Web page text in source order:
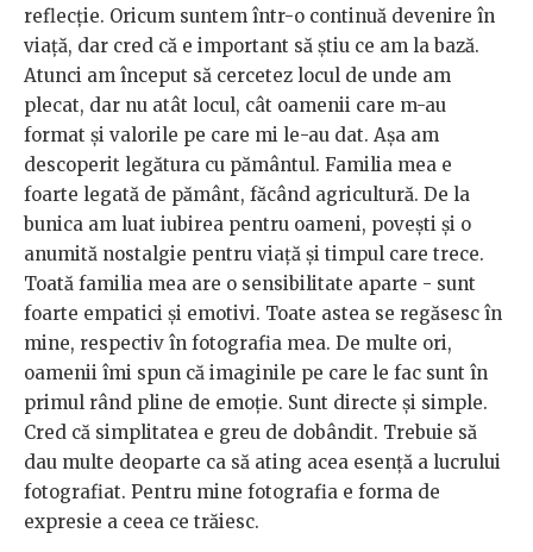
reflecție. Oricum suntem într-o continuă devenire în
viață, dar cred că e important să știu ce am la bază.
Atunci am început să cercetez locul de unde am
plecat, dar nu atât locul, cât oamenii care m-au
format și valorile pe care mi le-au dat. Așa am
descoperit legătura cu pământul. Familia mea e
foarte legată de pământ, făcând agricultură. De la
bunica am luat iubirea pentru oameni, povești și o
anumită nostalgie pentru viață și timpul care trece.
Toată familia mea are o sensibilitate aparte - sunt
foarte empatici și emotivi. Toate astea se regăsesc în
mine, respectiv în fotografia mea. De multe ori,
oamenii îmi spun că imaginile pe care le fac sunt în
primul rând pline de emoție. Sunt directe și simple.
Cred că simplitatea e greu de dobândit. Trebuie să
dau multe deoparte ca să ating acea esență a lucrului
fotografiat. Pentru mine fotografia e forma de
expresie a ceea ce trăiesc.